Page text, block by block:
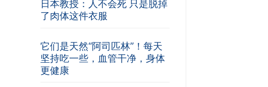
日本教授：人不会死 只是脱掉
了肉体这件衣服
它们是天然“阿司匹林”！每天
坚持吃一些，血管干净，身体
更健康